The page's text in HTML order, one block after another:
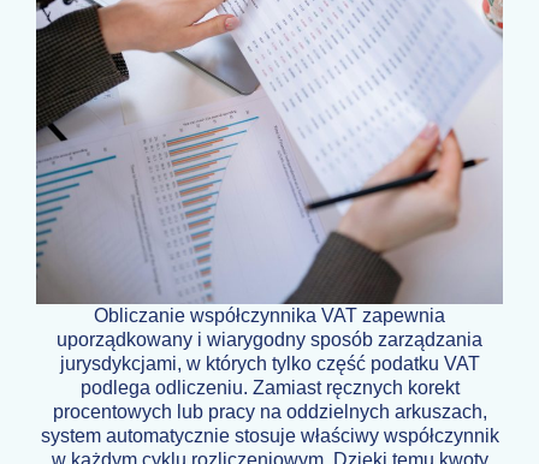
Obliczanie współczynnika VAT zapewnia
uporządkowany i wiarygodny sposób zarządzania
jurysdykcjami, w których tylko część podatku VAT
podlega odliczeniu. Zamiast ręcznych korekt
procentowych lub pracy na oddzielnych arkuszach,
system automatycznie stosuje właściwy współczynnik
w każdym cyklu rozliczeniowym. Dzięki temu kwoty